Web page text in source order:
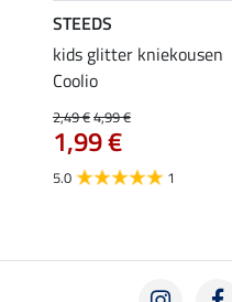
STEEDS
kids glitter kniekousen
Coolio
2,49 €4,99 €
1,99 €
5.0 1